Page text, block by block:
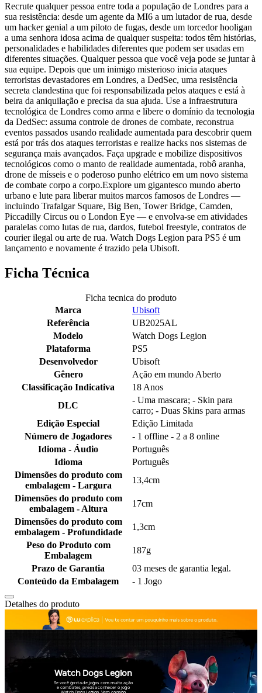
Recrute qualquer pessoa entre toda a população de Londres para a
sua resistência: desde um agente da MI6 a um lutador de rua, desde
um hacker genial a um piloto de fugas, desde um torcedor hooligan
a uma senhora idosa acima de qualquer suspeita: todos têm histórias,
personalidades e habilidades diferentes que podem ser usadas em
diferentes situações. Qualquer pessoa que você veja pode se juntar à
sua equipe. Depois que um inimigo misterioso inicia ataques
terroristas devastadores em Londres, a DedSec, uma resistência
secreta clandestina que foi responsabilizada pelos ataques e está à
beira da aniquilação e precisa da sua ajuda. Use a infraestrutura
tecnológica de Londres como arma e libere o domínio da tecnologia
da DedSec: assuma controle de drones de combate, reconstrua
eventos passados usando realidade aumentada para descobrir quem
está por trás dos ataques terroristas e realize hacks nos sistemas de
segurança mais avançados. Faça upgrade e mobilize dispositivos
tecnológicos como o manto de realidade aumentada, robô aranha,
drone de mísseis e o poderoso punho elétrico em um novo sistema
de combate corpo a corpo.Explore um gigantesco mundo aberto
urbano e lute para liberar muitos marcos famosos de Londres —
incluindo Trafalgar Square, Big Ben, Tower Bridge, Camden,
Piccadilly Circus ou o London Eye — e envolva-se em atividades
paralelas como lutas de rua, dardos, futebol freestyle, contratos de
courier ilegal ou arte de rua. Watch Dogs Legion para PS5 é um
lançamento e novamente é trazido pela Ubisoft.
Ficha Técnica
Ficha tecnica do produto
Marca
Ubisoft
Referência
UB2025AL
Modelo
Watch Dogs Legion
Plataforma
PS5
Desenvolvedor
Ubisoft
Gênero
Ação em mundo Aberto
Classificação Indicativa
18 Anos
DLC
- Uma mascara; - Skin para
carro; - Duas Skins para armas
Edição Especial
Edição Limitada
Número de Jogadores
- 1 offline - 2 a 8 online
Idioma - Áudio
Português
Idioma
Português
Dimensões do produto com
embalagem - Largura
13,4cm
Dimensões do produto com
embalagem - Altura
17cm
Dimensões do produto com
embalagem - Profundidade
1,3cm
Peso do Produto com
Embalagem
187g
Prazo de Garantia
03 meses de garantia legal.
Conteúdo da Embalagem
- 1 Jogo
Detalhes do produto